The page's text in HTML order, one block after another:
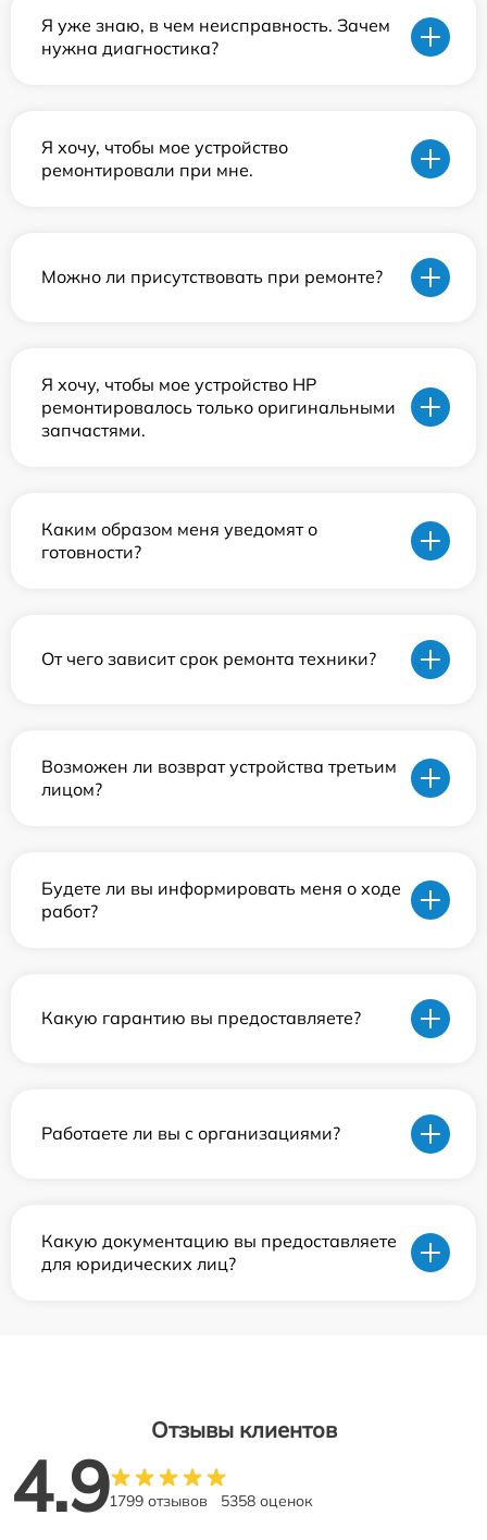
Я уже знаю, в чем неисправность. Зачем
нужна диагностика?
Я хочу, чтобы мое устройство
ремонтировали при мне.
Можно ли присутствовать при ремонте?
Я хочу, чтобы мое устройство HP
ремонтировалось только оригинальными
запчастями.
Каким образом меня уведомят о
готовности?
От чего зависит срок ремонта техники?
Возможен ли возврат устройства третьим
лицом?
Будете ли вы информировать меня о ходе
работ?
Какую гарантию вы предоставляете?
Работаете ли вы с организациями?
Какую документацию вы предоставляете
для юридических лиц?
Отзывы клиентов
4.91799 отзывов 5358 оценок